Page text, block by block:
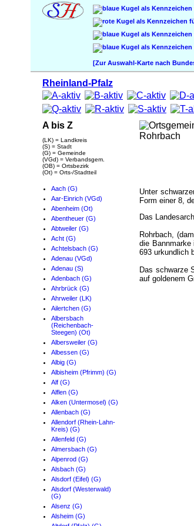
[Zur Auswahl-Karte nach
Rheinland-Pfalz
A bis Z
(LK) = Landkreis
(S) = Stadt
(G) = Gemeinde
(VGd) = Verbandsgem.
(OB) = Ortsbezirk
(Ot) = Orts-/Stadtteil
Aach (G)
Aar-Einrich (VGd)
Abenheim (Ot)
Abentheuer (G)
Abtweiler (G)
Acht (G)
Achtelsbach (G)
Adenau (VGd)
Adenau (S)
Adenbach (G)
Ahrbrück (G)
Ahrweiler (LK)
Ailertchen (G)
Albersbach
(Reichenbach-
Steegen) (Ot)
Albersweiler (G)
Albessen (G)
Albig (G)
Albisheim (Pfrimm) (G)
Alf (G)
Alflen (G)
Alken (Untermosel) (G)
Allenbach (G)
Allendorf (Rhein-Lahn-
Kreis) (G)
Allenfeld (G)
Almersbach (G)
Alpenrod (G)
Alsbach (G)
Alsdorf (Eifel) (G)
Alsdorf (Westerwald)
(G)
Alsenz (G)
Alsheim (G)
Unter
Form einer 8,
Das
Rohrbach,
die
693 urkundlich
Das schwarze
auf goldenem